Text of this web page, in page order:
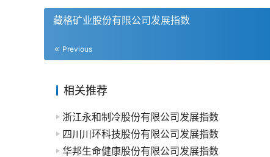
藏格矿业股份有限公司发展指数
Previous
相关推荐
浙江永和制冷股份有限公司发展指数
四川川环科技股份有限公司发展指数
华邦生命健康股份有限公司发展指数